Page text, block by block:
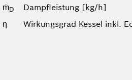
ṁD
Dampfleistung [kg/h]
ƞ
Wirkungsgrad Kessel inkl.